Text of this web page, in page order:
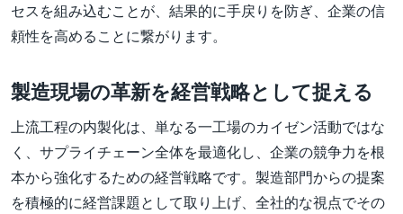
セスを組み込むことが、結果的に手戻りを防ぎ、企業の信
頼性を高めることに繋がります。
製造現場の革新を経営戦略として捉える
上流工程の内製化は、単なる一工場のカイゼン活動ではな
く、サプライチェーン全体を最適化し、企業の競争力を根
本から強化するための経営戦略です。製造部門からの提案
を積極的に経営課題として取り上げ、全社的な視点でその